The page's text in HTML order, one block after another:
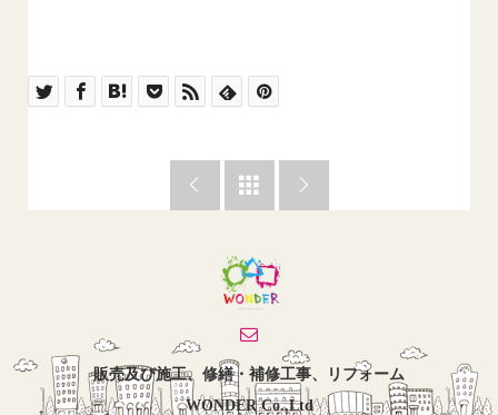
  
販売及び施工、修繕・補修工事、リフォーム
WONDER Co.,Ltd